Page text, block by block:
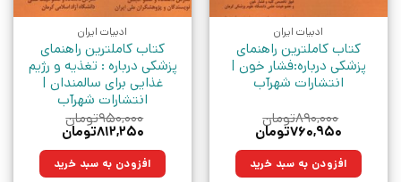
ادبیات ایران
کتاب کاملترین راهنمای
پزشکی درباره:فشار خون |
انتشارات شهرآب
۸۹۰,۰۰۰تومان
قیمت
۸۹۰,۰۰۰تومان
بود.
۷۶۰,۹۵۰تومان
۷۶۰,۹۵۰تومان.افزودن به سبد خرید
ادبیات ایران
کتاب کاملترین راهنمای
پزشکی درباره : تغذیه و رژیم
غذایی برای سالمندان |
انتشارات شهرآب
۹۵۰,۰۰۰تومان
قیمت
۹۵۰,۰۰۰تومان
بود.
۸۱۲,۲۵۰تومان
۸۱۲,۲۵۰تومان.افزودن به سبد خرید